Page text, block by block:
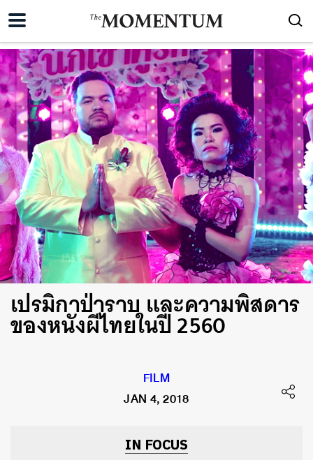
เปรมิกาป่าราบ และความพิสดาร
ของหนังผีไทยในปี 2560
FILM
JAN 4, 2018
IN FOCUS